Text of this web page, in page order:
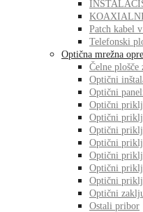
Patch kabel
Telefonski
Optična mrežna
Čelne plošče
Optični
Optični
Optični
Optični
Optični
Optični
Optični
Optični
Optični
Optični
Ostali pribor